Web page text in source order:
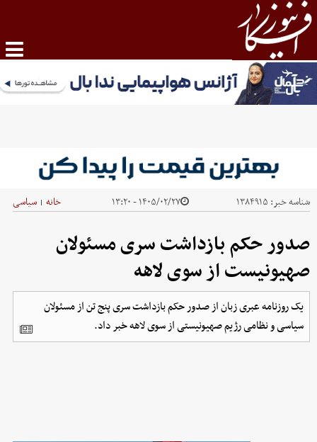
شناسه خبر: ۱۳۸۴۹۱۵ ۱۴۰۵/۰۲/۲۷ - ۱۳:۲۰ خانه | سیاسی
صدور حکم بازداشت سری مسئولان
صهیونیست از سوی لاهه
یک روزنامه عبری زبان از صدور حکم بازداشت سری پنج تن از مسئولان
سیاسی و نظامی رژیم صهیونیستی از سوی لاهه خبر داد.